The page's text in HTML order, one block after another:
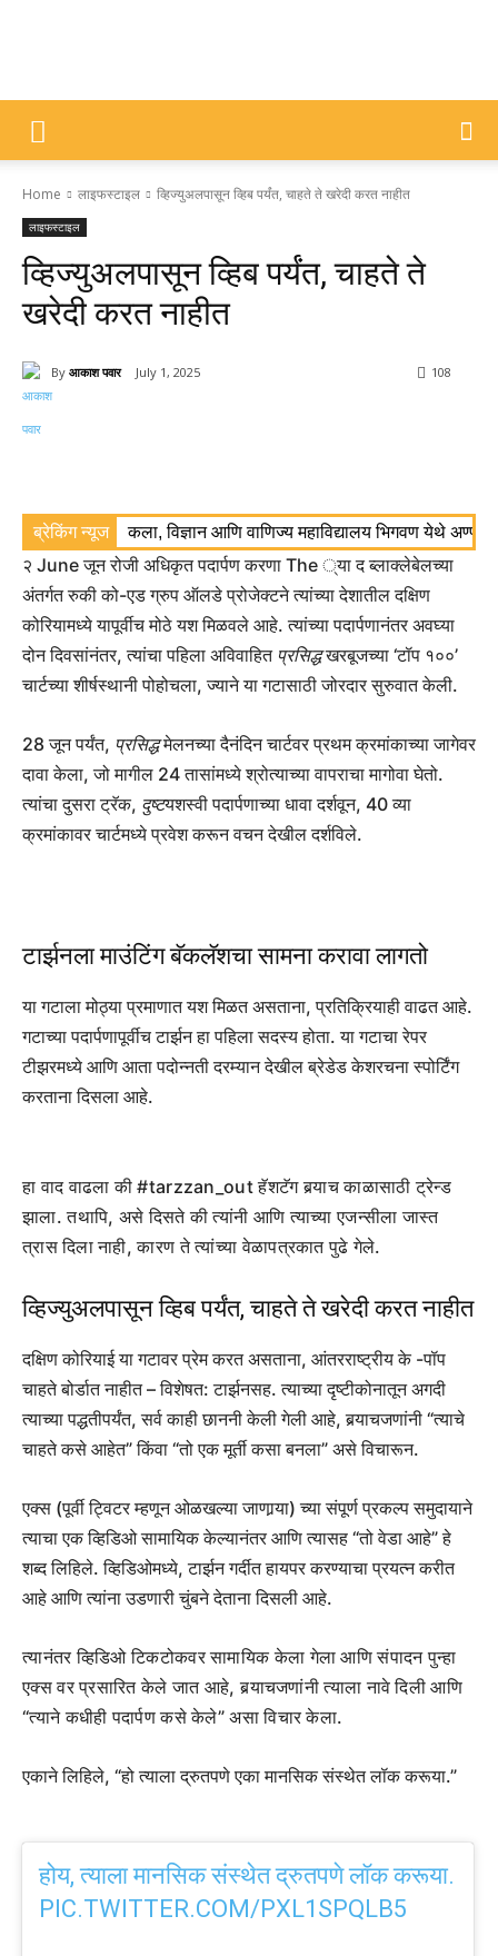
DIVYAJYOTI
SAMACHAR
Home लाइफस्टाइल व्हिज्युअलपासून व्हिब पर्यंत, चाहते ते खरेदी करत नाहीत
लाइफस्टाइल
व्हिज्युअलपासून व्हिब पर्यंत, चाहते ते
खरेदी करत नाहीत
By आकाश पवार July 1, 2025 108
ब्रेकिंग न्यूज
कला, विज्ञान आणि वाणिज्य महाविद्यालय भिगवण येथे अण्णाभाऊ साठे
२ June जून रोजी अधिकृत पदार्पण करणा The ्या द ब्लाक्लेबेलच्या
अंतर्गत रुकी को-एड ग्रुप ऑलडे प्रोजेक्टने त्यांच्या देशातील दक्षिण
कोरियामध्ये यापूर्वीच मोठे यश मिळवले आहे. त्यांच्या पदार्पणानंतर अवघ्या
दोन दिवसांनंतर, त्यांचा पहिला अविवाहित प्रसिद्धखरबूजच्या ‘टॉप १००’
चार्टच्या शीर्षस्थानी पोहोचला, ज्याने या गटासाठी जोरदार सुरुवात केली.
28 जून पर्यंत, प्रसिद्धमेलनच्या दैनंदिन चार्टवर प्रथम क्रमांकाच्या जागेवर
दावा केला, जो मागील 24 तासांमध्ये श्रोत्याच्या वापराचा मागोवा घेतो.
त्यांचा दुसरा ट्रॅक, दुष्टयशस्वी पदार्पणाच्या धावा दर्शवून, 40 व्या
क्रमांकावर चार्टमध्ये प्रवेश करून वचन देखील दर्शविले.
टार्झनला माउंटिंग बॅकलॅशचा सामना करावा लागतो
या गटाला मोठ्या प्रमाणात यश मिळत असताना, प्रतिक्रियाही वाढत आहे.
गटाच्या पदार्पणापूर्वीच टार्झन हा पहिला सदस्य होता. या गटाचा रेपर
टीझरमध्ये आणि आता पदोन्नती दरम्यान देखील ब्रेडेड केशरचना स्पोर्टिंग
करताना दिसला आहे.
हा वाद वाढला की #tarzzan_out हॅशटॅग बर्‍याच काळासाठी ट्रेन्ड
झाला. तथापि, असे दिसते की त्यांनी आणि त्याच्या एजन्सीला जास्त
त्रास दिला नाही, कारण ते त्यांच्या वेळापत्रकात पुढे गेले.
व्हिज्युअलपासून व्हिब पर्यंत, चाहते ते खरेदी करत नाहीत
दक्षिण कोरियाई या गटावर प्रेम करत असताना, आंतरराष्ट्रीय के -पॉप
चाहते बोर्डात नाहीत – विशेषत: टार्झनसह. त्याच्या दृष्टीकोनातून अगदी
त्याच्या पद्धतीपर्यंत, सर्व काही छाननी केली गेली आहे, बर्‍याचजणांनी “त्याचे
चाहते कसे आहेत” किंवा “तो एक मूर्ती कसा बनला” असे विचारून.
एक्स (पूर्वी ट्विटर म्हणून ओळखल्या जाणार्‍या) च्या संपूर्ण प्रकल्प समुदायाने
त्याचा एक व्हिडिओ सामायिक केल्यानंतर आणि त्यासह “तो वेडा आहे” हे
शब्द लिहिले. व्हिडिओमध्ये, टार्झन गर्दीत हायपर करण्याचा प्रयत्न करीत
आहे आणि त्यांना उडणारी चुंबने देताना दिसली आहे.
त्यानंतर व्हिडिओ टिकटोकवर सामायिक केला गेला आणि संपादन पुन्हा
एक्स वर प्रसारित केले जात आहे, बर्‍याचजणांनी त्याला नावे दिली आणि
“त्याने कधीही पदार्पण कसे केले” असा विचार केला.
एकाने लिहिले, “हो त्याला द्रुतपणे एका मानसिक संस्थेत लॉक करूया.”
होय, त्याला मानसिक संस्थेत द्रुतपणे लॉक करूया.
PIC.TWITTER.COM/PXL1SPQLB5